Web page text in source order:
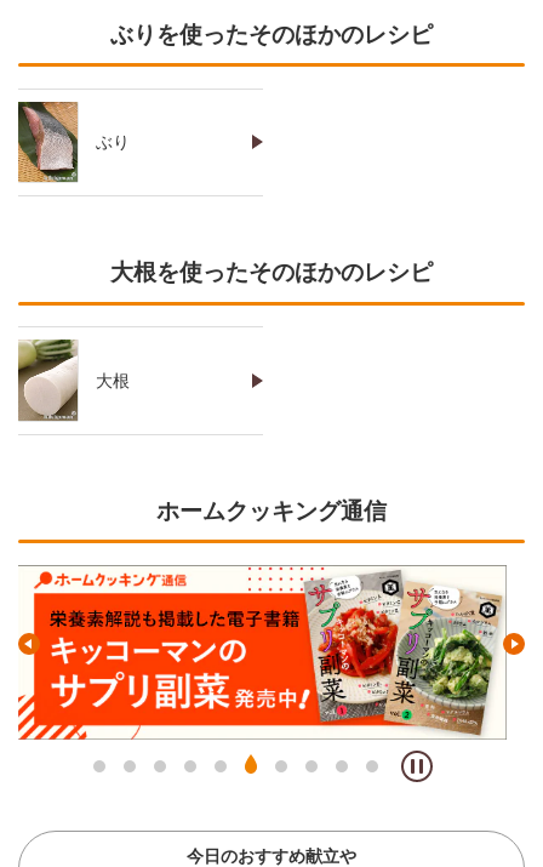
ぶりを使ったそのほかのレシピ
ぶり
大根を使ったそのほかのレシピ
大根
ホームクッキング通信
今日のおすすめ献立や